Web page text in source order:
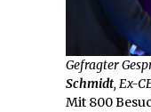
Gefragter
Schmidt, Ex-
Mit 800